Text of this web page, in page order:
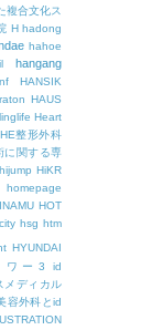
複合文化ス
H hadong
hahoe
hangang
HANSIK
HAUS
Heart
整形外科
に関する専
hijump HiKR
homepage
HOT
hsg htm
HYUNDAI
ワー3
id
メディカル
容外科とid